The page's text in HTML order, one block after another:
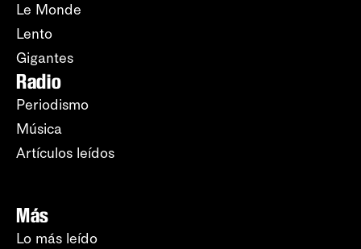
Le Monde
Lento
Gigantes
Radio
Periodismo
Música
Artículos leídos
Más
Lo más leído